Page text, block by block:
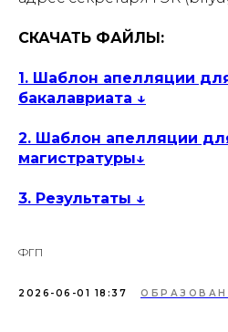
СКАЧАТЬ ФАЙЛЫ:
1. Шаблон апелляции
бакалавриата ↓
2. Шаблон апелляции
магистратуры↓
3. Результаты ↓
ФГП
2026-06-01 18:37